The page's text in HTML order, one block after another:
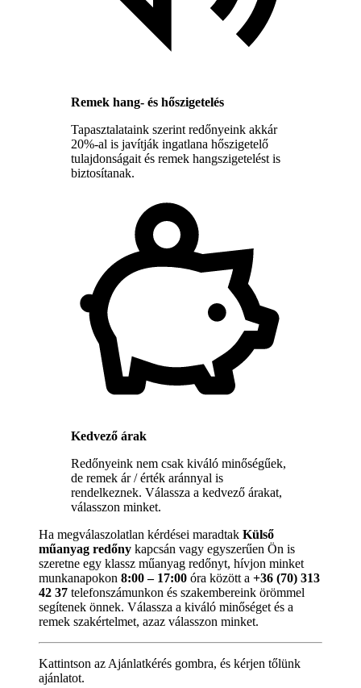
Remek hang- és hőszigetelés
Tapasztalataink szerint redőnyeink akkár
20%-al is javítják ingatlana hőszigetelő
tulajdonságait és remek hangszigetelést is
biztosítanak.
Kedvező árak
Redőnyeink nem csak kiváló minőségűek,
de remek ár / érték aránnyal is
rendelkeznek. Válassza a kedvező árakat,
válasszon minket.
Ha megválaszolatlan kérdései maradtak Külső
műanyag redőny kapcsán vagy egyszerűen Ön is
szeretne egy klassz műanyag redőnyt, hívjon minket
munkanapokon 8:00 – 17:00 óra között a +36 (70) 313
42 37 telefonszámunkon és szakembereink örömmel
segítenek önnek. Válassza a kiváló minőséget és a
remek szakértelmet, azaz válasszon minket.
Kattintson az Ajánlatkérés gombra, és kérjen tőlünk
ajánlatot.